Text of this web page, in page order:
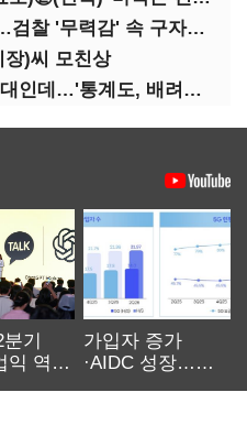
72년 만에 '수사권' 폐지…검찰 '무력감' 속 구자현 사의
)씨 모친상
(단독)'개인회생' 역대 최대인데…'통계도, 배려도' 없는 사법부
기
익 역대
가입자 증가
·AIDC 성장…